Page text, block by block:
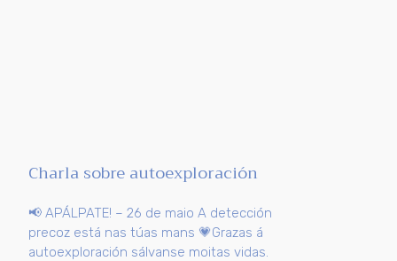
Charla sobre autoexploración
📢 APÁLPATE! – 26 de maio A detección
precoz está nas túas mans 💗Grazas á
autoexploración sálvanse moitas vidas.